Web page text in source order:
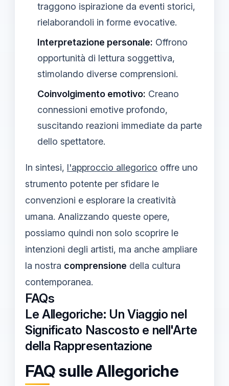
traggono ispirazione da eventi storici,
rielaborandoli in forme evocative.
Interpretazione personale: Offrono
opportunità di lettura soggettiva,
stimolando diverse comprensioni.
Coinvolgimento emotivo: Creano
connessioni emotive profondo,
suscitando reazioni immediate da parte
dello spettatore.
In sintesi, l'approccio allegorico offre uno
strumento potente per sfidare le
convenzioni e esplorare la creatività
umana. Analizzando queste opere,
possiamo quindi non solo scoprire le
intenzioni degli artisti, ma anche ampliare
la nostra comprensione della cultura
contemporanea.
FAQs
Le Allegoriche: Un Viaggio nel
Significato Nascosto e nell'Arte
della Rappresentazione
FAQ sulle Allegoriche